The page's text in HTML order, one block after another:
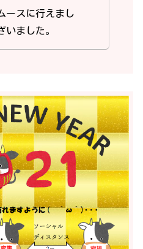
ースに行えまし
いました。